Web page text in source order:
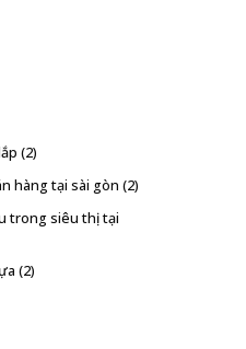
(2)
hàng tại sài gòn (2)
trong siêu thị tại
(2)